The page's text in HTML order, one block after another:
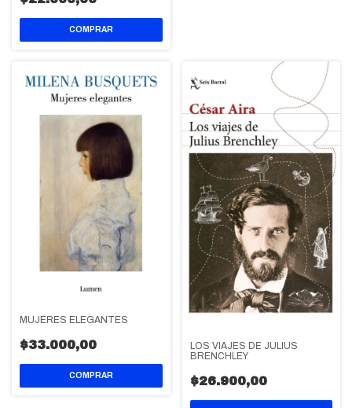
MUJERES ELEGANTES
$33.000,00
LOS VIAJES DE JULIUS
BRENCHLEY
$26.900,00